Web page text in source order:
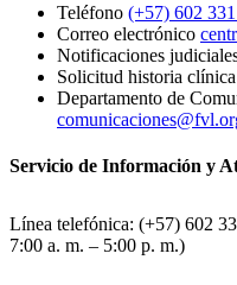
Teléfono (+57) 602
Correo electrónico
Notificaciones
Solicitud historia clínica
Departamento de
Servicio de Información y
Línea telefónica: (+57) 602
7:00 a. m. – 5:00 p. m.)